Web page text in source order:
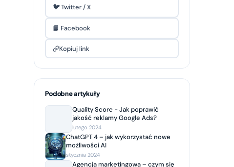
🐦 Twitter / X
📘 Facebook
Kopiuj link
Podobne artykuły
Quality Score - Jak poprawić
jakość reklamy Google Ads?
lutego 2024
ChatGPT 4 – jak wykorzystać nowe
możliwości AI
stycznia 2024
Agencja marketingowa – czym się